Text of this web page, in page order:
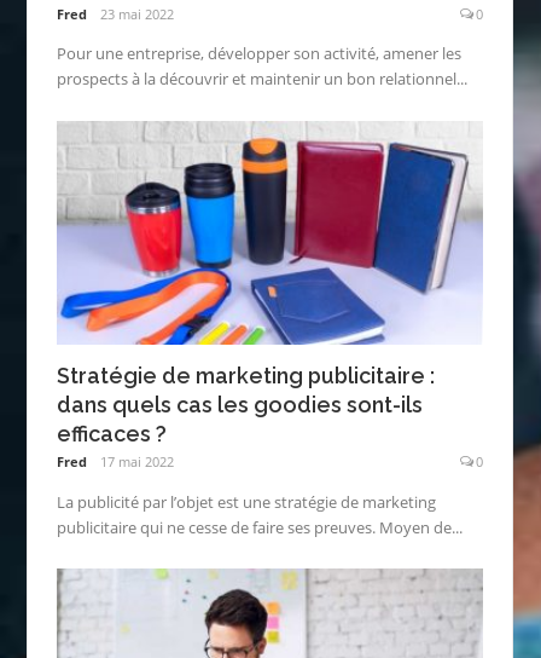
Fred 23 mai 2022 0
Pour une entreprise, développer son activité, amener les
prospects à la découvrir et maintenir un bon relationnel...
Stratégie de marketing publicitaire :
dans quels cas les goodies sont-ils
efficaces ?
Fred 17 mai 2022 0
La publicité par l’objet est une stratégie de marketing
publicitaire qui ne cesse de faire ses preuves. Moyen de...